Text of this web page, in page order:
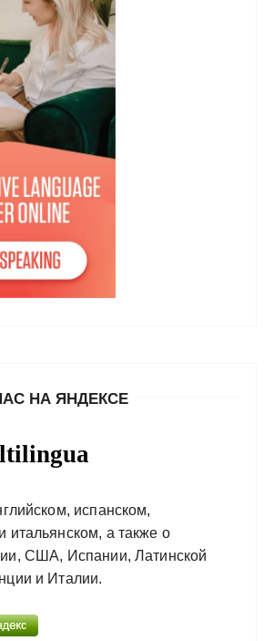
НА ЯНДЕКСЕ
испанском,
итальянском, а также о
США, Испании, Латинской
и Италии.